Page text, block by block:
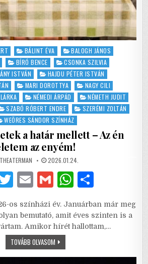
BÁLINT ÉVA
BALOGH JÁNOS
BÍRÓ BENCE
CSONKA SZILVIA
ISTVÁN
HAJDU PÉTER ISTVÁN
MARI DOROTTYA
NAGY CILI
NÉMEDI ÁRPÁD
NÉMETH JUDIT
SZABÓ RÓBERT ENDRE
SZERÉMI ZOLTÁN
WEÖRES SÁNDOR SZÍNHÁZ
a határ mellett – Az én
az enyém!
AUTHOR:
THEATERMAN PUBLISHED
DATE:
2026.01.24.
T
it
te
r
E
ai
l
G
ai
l
W
at
s
p
ar
e
os színházi év. Januárban már meg
bemutató, amit éves szinten is a
Amikor hírét hallottam,…
TOVÁBB OLVASOMVADÁSZJELENETEK
A
HATÁR